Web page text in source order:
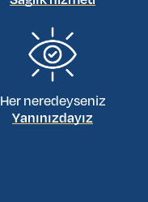
Her neredeyseniz
Yanınızdayız